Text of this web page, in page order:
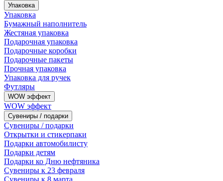
Упаковка
Упаковка
Бумажный наполнитель
Жестяная упаковка
Подарочная упаковка
Подарочные коробки
Подарочные пакеты
Прочная упаковка
Упаковка для ручек
Футляры
WOW эффект
WOW эффект
Сувениры / подарки
Сувениры / подарки
Открытки и стикерпаки
Подарки автомобилисту
Подарки детям
Подарки ко Дню нефтяника
Сувениры к 23 февраля
Сувениры к 8 марта